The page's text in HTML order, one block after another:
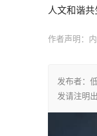
人文和谐
作者声明：
发布者：
发请注明出